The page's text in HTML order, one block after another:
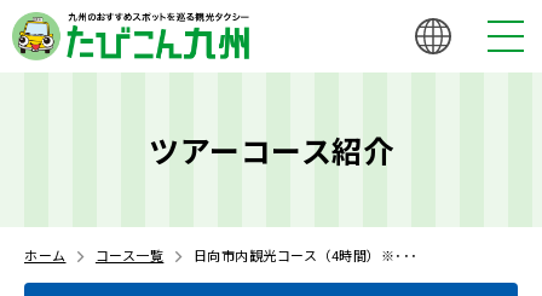
ツアーコース紹介
ホーム コース一覧 日向市内観光コース（4時間）※･･･